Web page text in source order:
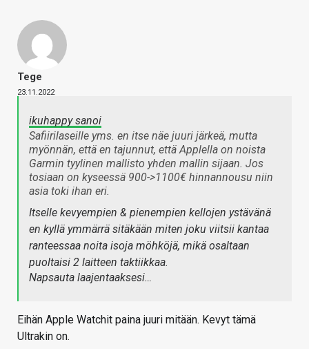
Tege
23.11.2022
ikuhappy sanoi
Safiirilaseille yms. en itse näe juuri järkeä, mutta
myönnän, että en tajunnut, että Applella on noista
Garmin tyylinen mallisto yhden mallin sijaan. Jos
tosiaan on kyseessä 900->1100€ hinnannousu niin
asia toki ihan eri.
Itselle kevyempien & pienempien kellojen ystävänä
en kyllä ymmärrä sitäkään miten joku viitsii kantaa
ranteessaa noita isoja möhköjä, mikä osaltaan
puoltaisi 2 laitteen taktiikkaa.
Napsauta laajentaaksesi…
Eihän Apple Watchit paina juuri mitään. Kevyt tämä
Ultrakin on.